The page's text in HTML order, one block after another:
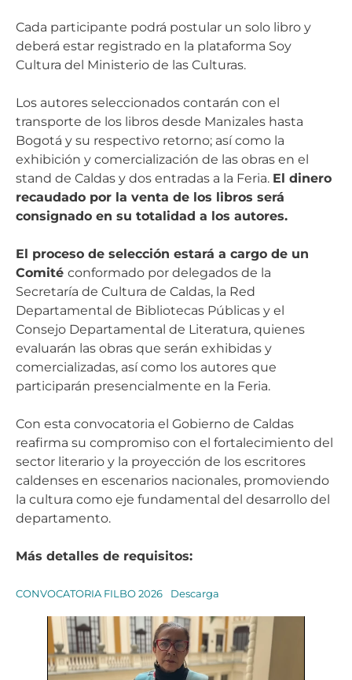
Cada participante podrá postular un solo libro y
deberá estar registrado en la plataforma Soy
Cultura del Ministerio de las Culturas.
Los autores seleccionados contarán con el
transporte de los libros desde Manizales hasta
Bogotá y su respectivo retorno; así como la
exhibición y comercialización de las obras en el
stand de Caldas y dos entradas a la Feria. El dinero
recaudado por la venta de los libros será
consignado en su totalidad a los autores.
El proceso de selección estará a cargo de un
Comité conformado por delegados de la
Secretaría de Cultura de Caldas, la Red
Departamental de Bibliotecas Públicas y el
Consejo Departamental de Literatura, quienes
evaluarán las obras que serán exhibidas y
comercializadas, así como los autores que
participarán presencialmente en la Feria.
Con esta convocatoria el Gobierno de Caldas
reafirma su compromiso con el fortalecimiento del
sector literario y la proyección de los escritores
caldenses en escenarios nacionales, promoviendo
la cultura como eje fundamental del desarrollo del
departamento.
Más detalles de requisitos:
CONVOCATORIA FILBO 2026 Descarga